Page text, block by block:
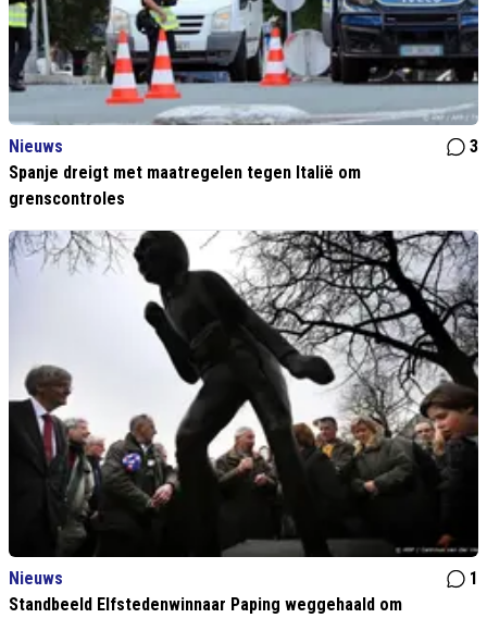
Nieuws
3
Spanje dreigt met maatregelen tegen Italië om
grenscontroles
Nieuws
1
Standbeeld Elfstedenwinnaar Paping weggehaald om